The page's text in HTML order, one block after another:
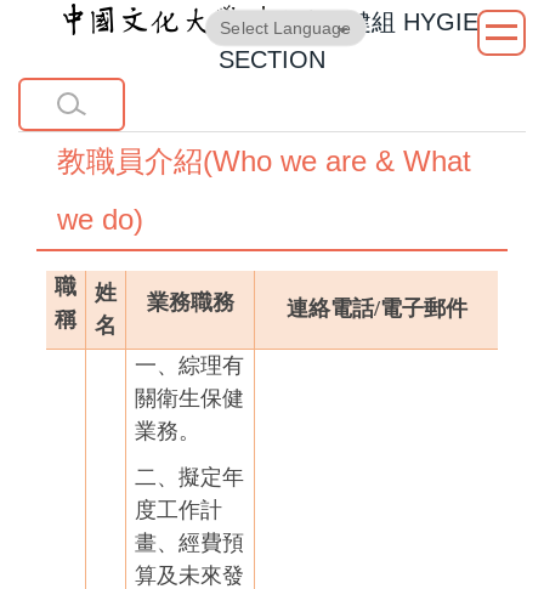
主
內
衛生保健組 HYGIENE
SECTION
Translate
教職員介紹(Who we are & What
we do)
職
稱
姓
名
業務職務 連絡電話/電子郵件
一、綜理有
關衛生保健
業務。
二、擬定年
度工作計
畫、經費預
算及未來發